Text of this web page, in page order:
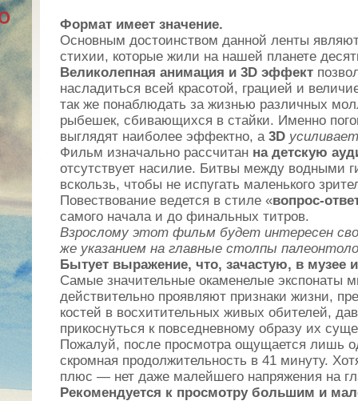
Формат имеет значение.
Основным достоинством данной ленты
стихии, которые жили на нашей планете
Великолепная анимация и 3D эффект
насладиться всей красотой, грацией и
так же понаблюдать за жизнью различных
рыбешек, сбивающихся в стайки. Именно
выглядят наиболее эффектно, а 3D
Фильм изначально рассчитан на детскую
отсутствует насилие. Битвы между водными
вскользь, чтобы не испугать маленького
Повествование ведется в стиле «вопрос-
самого начала и до финальных титров.
Взрослому этот фильм будет интересен
же указанием на главные столпы
Бытует выражение, что, зачастую, в музее
Самые значительные окаменелые экспонаты
действительно проявляют признаки жизни,
костей в восхитительных живых обителей,
прикоснуться к повседневному образу их
Пожалуй, после просмотра ощущается лишь
скромная продолжительность в 41 минуту.
плюс — нет даже малейшего напряжения на
Рекомендуется к просмотру большим и